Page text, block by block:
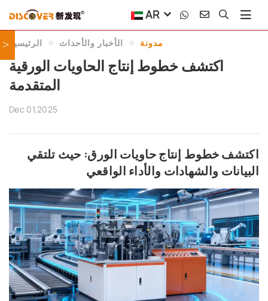
AR
الرئيسية الأخبار والأحداث مدونة
اكتشف خطوط إنتاج الحاويات الورقية
المتقدمة
Dec 01,2025
اكتشف خطوط إنتاج حاويات الورق: حيث تلتقي
البيانات والشهادات والأداء الواقعي